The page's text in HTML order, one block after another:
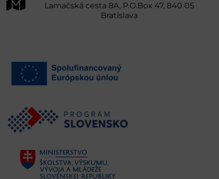
Lamačská cesta 8A, P.O.Box 47, 840 05
Bratislava